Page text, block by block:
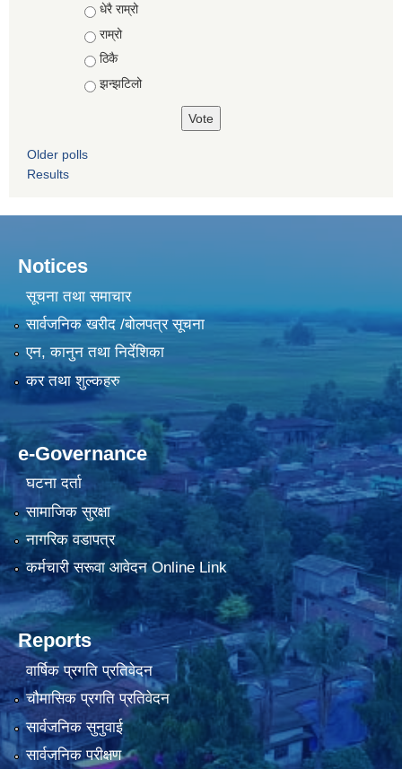
Choices
धेरै राम्रो
राम्रो
ठिकै
झन्झटिलो
Older polls
Results
Notices
सूचना तथा समाचार
सार्वजनिक खरीद /बोलपत्र सूचना
एन, कानुन तथा निर्देशिका
कर तथा शुल्कहरु
e-Governance
घटना दर्ता
सामाजिक सुरक्षा
नागरिक वडापत्र
कर्मचारी सरूवा आवेदन Online Link
Reports
वार्षिक प्रगति प्रतिवेदन
चौमासिक प्रगति प्रतिवेदन
सार्वजनिक सुनुवाई
सार्वजनिक परीक्षण